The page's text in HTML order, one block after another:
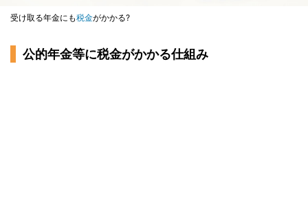
受け取る年金にも税金がかかる?
公的年金等に税金がかかる仕組み